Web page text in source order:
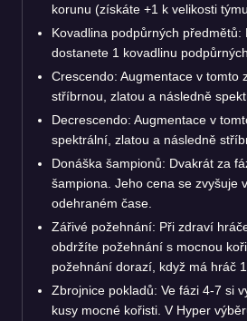
korunu (získáte +1 k velikosti
Kovadlina podpůrných předmětů:
dostanete 1 kovadlinu
Crescendo: Augmentace v tomto
stříbrnou, zlatou a následně
Decrescendo: Augmentace v
spektrální, zlatou a následně
Donáška šampionů: Dvakrát za
šampiona. Jeho cena se zvyšuje
odehraném čase.
Zářivé požehnání: Při zdraví
obdržíte požehnání s mocnou
požehnání dorazí, když má hráč
Zbrojnice pokladů: Ve fázi 4-7 si
kusy mocné kořisti. V Hyper